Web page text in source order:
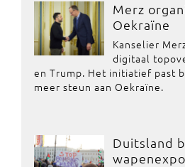
Merz
Oekraïne
Kanselier
digitaal
en Trump. Het initiatief past
meer steun aan Oekraïne.
Duitsland